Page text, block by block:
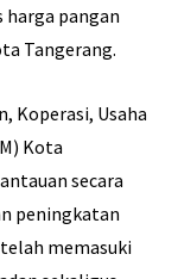
pangan
Tangerang.
Koperasi, Usaha
Kota
secara
peningkatan
memasuki